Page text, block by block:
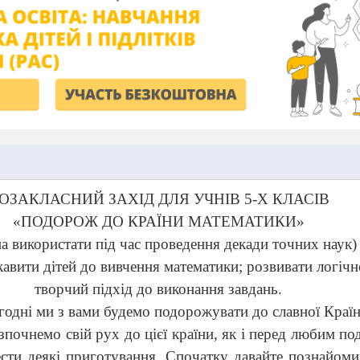
ЗАХІД ДЛЯ УЧНІВ 5-Х КЛАСІВ
«ПОДОРОЖ ДО КРАЇНИ МАТЕМАТИКИ»
використати під час проведення декади точних наук)
дітей до вивчення математики; розвивати
творчий підхід до виконання завдань.
ми з вами будемо подорожувати до славної
свій рух до цієї країни, як і перед любим
деякі приготування. Спочатку давайте